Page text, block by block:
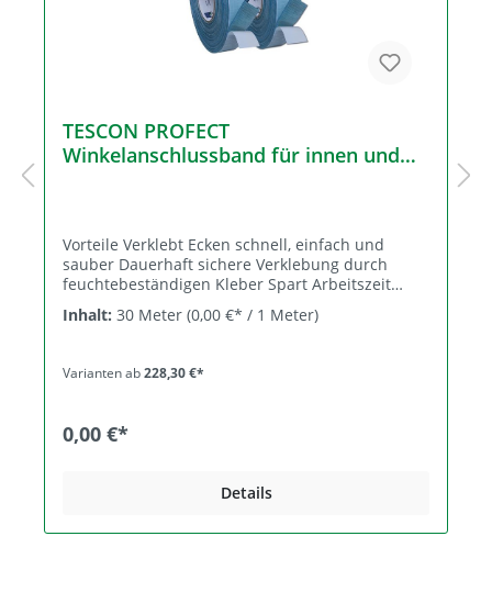
TESCON PROFECT
Winkelanschlussband für innen und
Vorteile Verklebt Ecken schnell, einfach und
sauber Dauerhaft sichere Verklebung durch
feuchtebeständigen Kleber Spart Arbeitszeit
Klebefläche Einfach zu verarbeiten: Vliesträger
Bausituationen: erhältlich in Teilung 12/38 und
luftdichte Anschlüsse nach DIN 4108-7, SIA 180
und OENORM B 8110-2 Beste Werte im
Winkelanschlussband zur Verklebung von
und Luftdichtungsbahnen sowie
Inhalt: 30 Meter (0,00 €* / 1 Meter)
Varianten ab228,30 €*
0,00 €*
Details